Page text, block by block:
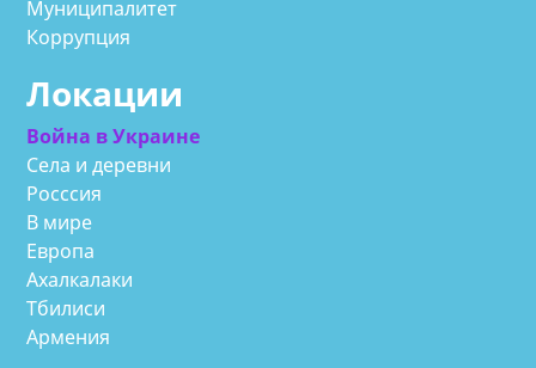
Муниципалитет
Коррупция
Локации
Война в Украине
Села и деревни
Росссия
В мире
Европа
Ахалкалаки
Тбилиси
Армения